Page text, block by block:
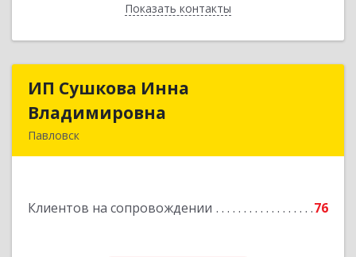
Показать контакты
Назад
ИП Сушкова Инна
Владимировна
Павловск
Клиентов на сопровождении 76
ИП Сушкова Инна
Подробнее